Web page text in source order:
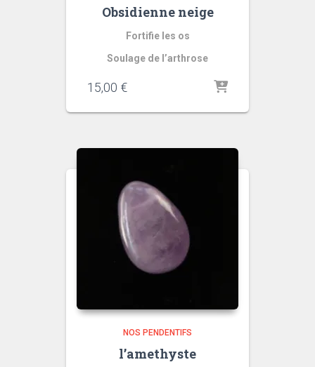
Obsidienne neige
Fortifie les os
Soulage de l’arthrose
15,00 €
NOS PENDENTIFS
l’amethyste